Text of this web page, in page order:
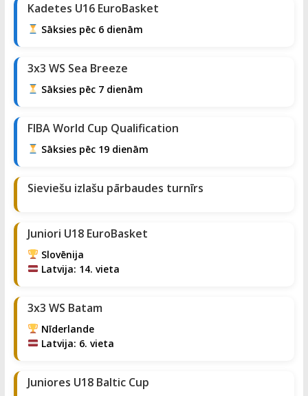
Kadetes U16 EuroBasket
Sāksies pēc 6 dienām
3x3 WS Sea Breeze
Sāksies pēc 7 dienām
FIBA World Cup Qualification
Sāksies pēc 19 dienām
Sieviešu izlašu pārbaudes turnīrs
Juniori U18 EuroBasket
Slovēnija
Latvija: 14. vieta
3x3 WS Batam
Nīderlande
Latvija: 6. vieta
Juniores U18 Baltic Cup